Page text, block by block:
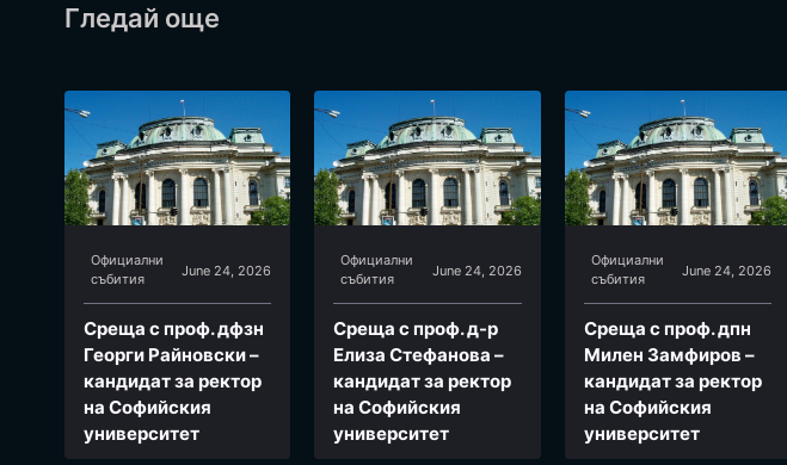
Гледай още
Официални
събития
June 24, 2026
Среща с проф. дфзн
Георги Райновски –
кандидат за ректор
на Софийския
университет
Официални
събития
June 24, 2026
Среща с проф. д-р
Елиза Стефанова –
кандидат за ректор
на Софийския
университет
Официални
събития
June 24, 2026
Среща с проф. дпн
Милен Замфиров –
кандидат за ректор
на Софийския
университет